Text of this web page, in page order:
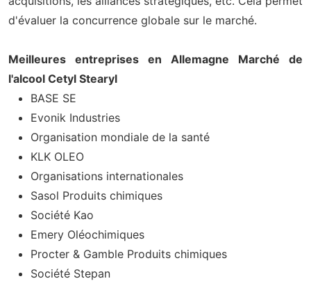
d'évaluer la concurrence globale sur le marché.
Meilleures entreprises en Allemagne Marché de
l'alcool Cetyl Stearyl
BASE SE
Evonik Industries
Organisation mondiale de la santé
KLK OLEO
Organisations internationales
Sasol Produits chimiques
Société Kao
Emery Oléochimiques
Procter & Gamble Produits chimiques
Société Stepan